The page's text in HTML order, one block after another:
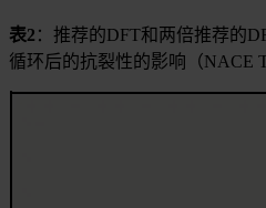
表2 ：推荐的DFT和两倍推荐的
循环后的抗裂性的影响（NACE